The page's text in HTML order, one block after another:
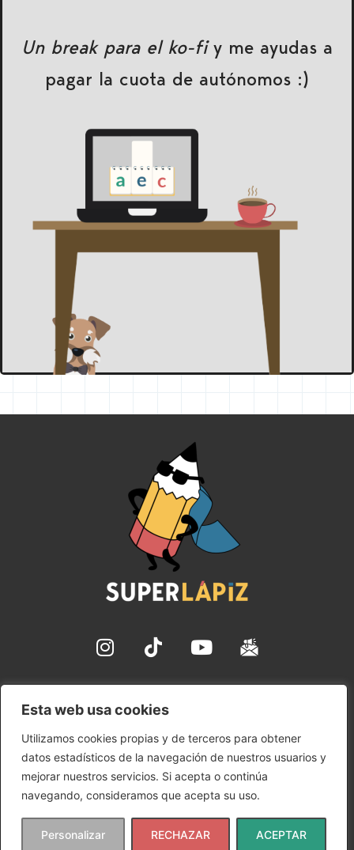
Esta web usa cookies
Utilizamos cookies propias y de terceros para obtener
datos estadísticos de la navegación de nuestros usuarios y
mejorar nuestros servicios. Si acepta o continúa
navegando, consideramos que acepta su uso.
Personalizar RECHAZAR ACEPTAR
Un break para el ko-fiy me ayudas a
pagar la cuota de autónomos :)
Aviso Legal
Política de Cookies
Política de Privacidad
Condiciones de uso
Copyright © 2024 SuperLápiz | Ana María Gómez
Rudilla